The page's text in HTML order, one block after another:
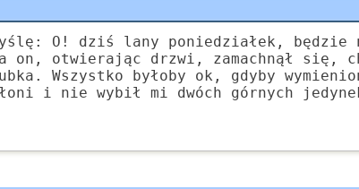
O! dziś lany poniedziałek, będzie
a on, otwierając drzwi, zamachnął się,
Wszystko byłoby ok, gdyby
i nie wybił mi dwóch górnych